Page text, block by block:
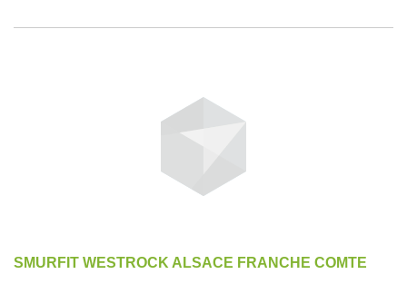
SMURFIT WESTROCK ALSACE FRANCHE COMTE